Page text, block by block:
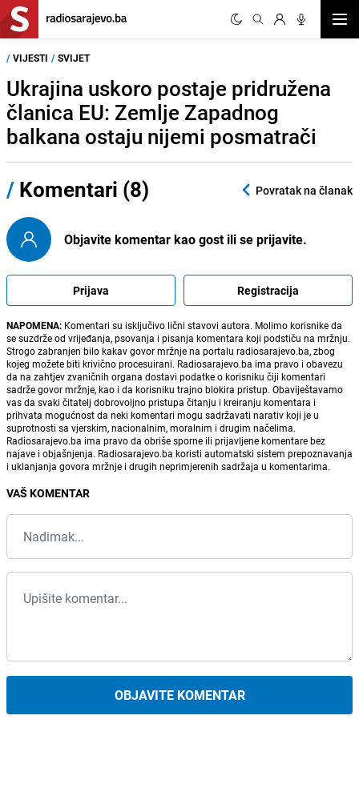
/ VIJESTI / SVIJET
Ukrajina uskoro postaje pridružena
članica EU: Zemlje Zapadnog
balkana ostaju nijemi posmatrači
/ Komentari (8) Povratak na članak
Objavite komentar kao gost ili se prijavite.
Prijava Registracija
NAPOMENA: Komentari su isključivo lični stavovi autora. Molimo korisnike da
se suzdrže od vrijeđanja, psovanja i pisanja komentara koji podstiču na mržnju.
Strogo zabranjen bilo kakav govor mržnje na portalu radiosarajevo.ba, zbog
kojeg možete biti krivično procesuirani. Radiosarajevo.ba ima pravo i obavezu
da na zahtjev zvaničnih organa dostavi podatke o korisniku čiji komentari
sadrže govor mržnje, kao i da korisniku trajno blokira pristup. Obaviještavamo
vas da svaki čitatelj dobrovoljno pristupa čitanju i kreiranju komentara i
prihvata mogućnost da neki komentari mogu sadržavati narativ koji je u
suprotnosti sa vjerskim, nacionalnim, moralnim i drugim načelima.
Radiosarajevo.ba ima pravo da obriše sporne ili prijavljene komentare bez
najave i objašnjenja. Radiosarajevo.ba koristi automatski sistem prepoznavanja
i uklanjanja govora mržnje i drugih neprimjerenih sadržaja u komentarima.
VAŠ KOMENTAR
OBJAVITE KOMENTAR